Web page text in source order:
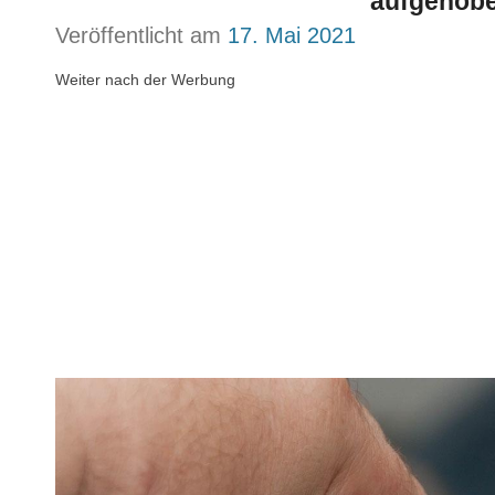
Veröffentlicht am 17. Mai 2021
Weiter nach der Werbung